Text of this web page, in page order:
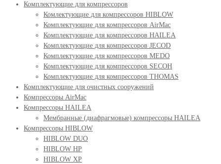
Комплектующие для компрессоров
Комлектующие для компрессоров HIBLOW
Комплектующие для компрессоров AirMac
Комплектующие для компрессоров HAILEA
Комплектующие для компрессоров JECOD
Комплектующие для компрессоров MEDO
Комплектующие для компрессоров SECOH
Комплектующие для компрессоров THOMAS
Комплектующие для очистных сооружений
Компрессоры AirMac
Компрессоры HAILEA
Мембранные (диафрагмовые) компрессоры HAILEA
Компрессоры HIBLOW
HIBLOW DUO
HIBLOW HP
HIBLOW XP